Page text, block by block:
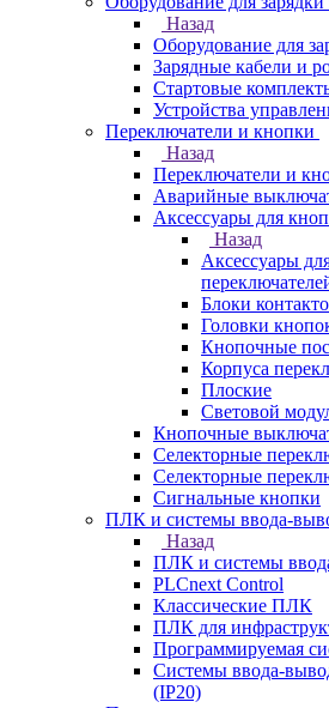
Назад
Оборудование для
Зарядные кабели и
Стартовые
Устройства
Переключатели и кнопки
Назад
Переключатели и
Аварийные
Аксессуары для
Назад
Аксессуары
Блоки
Головки
Кнопочные
Корпуса
Плоские
Световой
Кнопочные
Селекторные
Селекторные
Сигнальные кнопки
ПЛК и системы ввода-
Назад
ПЛК и системы
PLCnext Control
Классические ПЛК
ПЛК для
Программируемая
Системы ввода-
(IP20)